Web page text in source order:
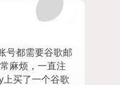
号都需要谷歌邮
麻烦，一直注
上买了一个谷歌